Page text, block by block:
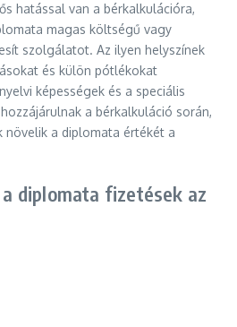
hatással van a bérkalkulációra,
magas költségű vagy
szolgálatot. Az ilyen helyszínek
és külön pótlékokat
képességek és a speciális
a bérkalkuláció során,
növelik a diplomata értékét a
diplomata fizetések az